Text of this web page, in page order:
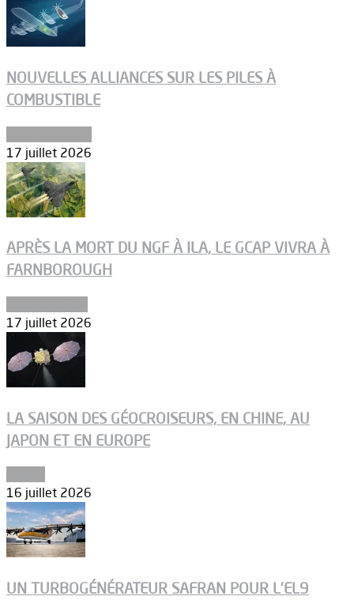
NOUVELLES ALLIANCES SUR LES PILES À
COMBUSTIBLE
17 juillet 2026
APRÈS LA MORT DU NGF À ILA, LE GCAP VIVRA À
FARNBOROUGH
17 juillet 2026
LA SAISON DES GÉOCROISEURS, EN CHINE, AU
JAPON ET EN EUROPE
16 juillet 2026
UN TURBOGÉNÉRATEUR SAFRAN POUR L’EL9